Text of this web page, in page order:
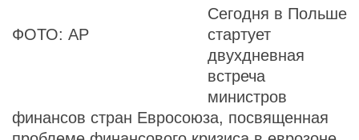
ФОТО: АР
Сегодня в Польше
стартует
двухдневная
встреча
министров
финансов стран Евросоюза, посвященная